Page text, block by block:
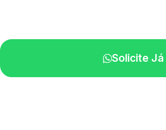
Solicite Já